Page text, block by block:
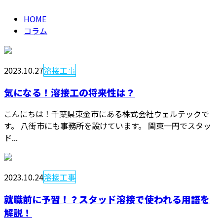
HOME
コラム
2023.10.27溶接工事
気になる！溶接工の将来性は？
こんにちは！千葉県東金市にある株式会社ウェルテックで
す。 八街市にも事務所を設けています。 関東一円でスタッ
ド...
2023.10.24溶接工事
就職前に予習！？スタッド溶接で使われる用語を
解説！